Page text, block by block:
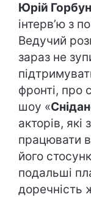
Юрій
інтерв’ю з
Ведучий
зараз не
фронті, про
шоу «
акторів,
працювати в
його
подальші
доречність